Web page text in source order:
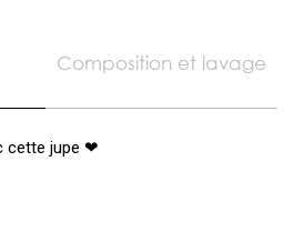
Composition et lavage
cette jupe ❤